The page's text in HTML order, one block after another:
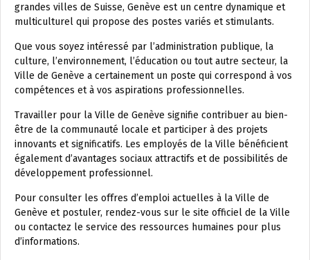
grandes villes de Suisse, Genève est un centre dynamique et
multiculturel qui propose des postes variés et stimulants.
Que vous soyez intéressé par l’administration publique, la
culture, l’environnement, l’éducation ou tout autre secteur, la
Ville de Genève a certainement un poste qui correspond à vos
compétences et à vos aspirations professionnelles.
Travailler pour la Ville de Genève signifie contribuer au bien-
être de la communauté locale et participer à des projets
innovants et significatifs. Les employés de la Ville bénéficient
également d’avantages sociaux attractifs et de possibilités de
développement professionnel.
Pour consulter les offres d’emploi actuelles à la Ville de
Genève et postuler, rendez-vous sur le site officiel de la Ville
ou contactez le service des ressources humaines pour plus
d’informations.